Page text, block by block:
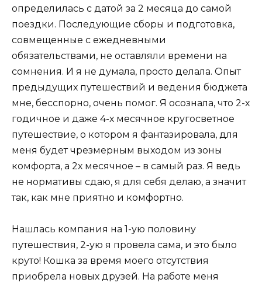
определилась с датой за 2 месяца до самой
поездки. Последующие сборы и подготовка,
совмещенные с ежедневными
обязательствами, не оставляли времени на
сомнения. И я не думала, просто делала. Опыт
предыдущих путешествий и ведения бюджета
мне, бесспорно, очень помог. Я осознала, что 2-х
годичное и даже 4-х месячное кругосветное
путешествие, о котором я фантазировала, для
меня будет чрезмерным выходом из зоны
комфорта, а 2х месячное – в самый раз. Я ведь
не нормативы сдаю, я для себя делаю, а значит
так, как мне приятно и комфортно.
Нашлась компания на 1-ую половину
путешествия, 2-ую я провела сама, и это было
круто! Кошка за время моего отсутствия
приобрела новых друзей. На работе меня